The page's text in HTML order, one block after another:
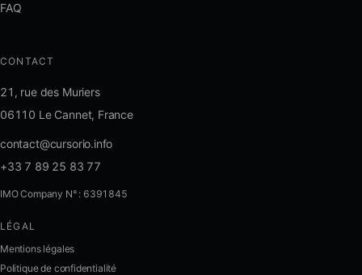
FAQ
CONTACT
21, rue des Muriers
06110 Le Cannet, France
contact@cursorio.info
+33 7 89 25 83 77
IMO Company N° : 6391845
LÉGAL
Mentions légales
Politique de confidentialité